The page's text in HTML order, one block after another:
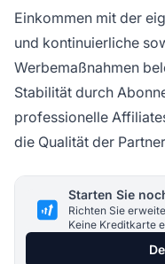
Einkommen mit der
und kontinuierliche
Werbemaßnahmen
Stabilität durch
professionelle
die Qualität der
Starten Sie
Richten Sie
Keine Kreditkarte